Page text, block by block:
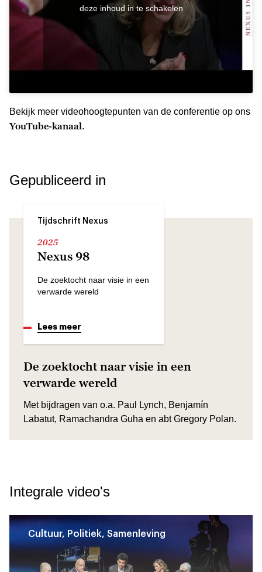
deze inhoud in te schakelen
Bekijk meer videohoogtepunten van de conferentie op ons
YouTube-kanaal.
Gepubliceerd in
Tijdschrift Nexus
2025
Nexus 98
De zoektocht naar visie in een
verwarde wereld
Lees meer
De zoektocht naar visie in een
verwarde wereld
Met bijdragen van o.a. Paul Lynch, Benjamín
Labatut, Ramachandra Guha en abt Gregory Polan.
Integrale video's
Cultuur, Politiek, Samenleving